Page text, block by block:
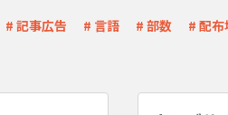
# 記事広告 # 言語 # 部数 # 配布